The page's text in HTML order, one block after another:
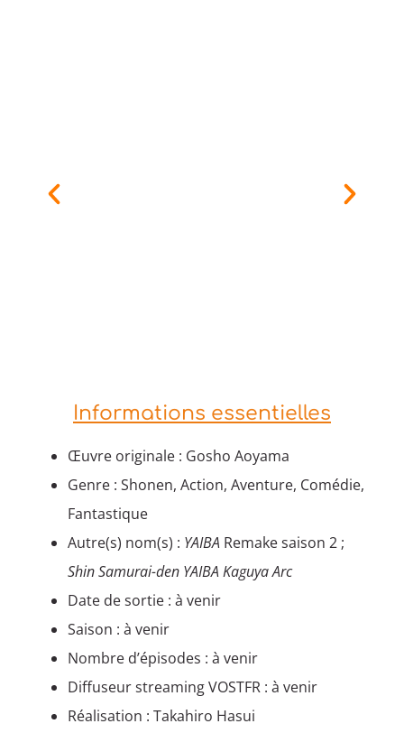
Informations essentielles
Œuvre originale : Gosho Aoyama
Genre : Shonen, Action, Aventure, Comédie,
Fantastique
Autre(s) nom(s) : YAIBA Remake saison 2 ;
Shin Samurai-den YAIBA Kaguya Arc
Date de sortie : à venir
Saison : à venir
Nombre d’épisodes : à venir
Diffuseur streaming VOSTFR : à venir
Réalisation : Takahiro Hasui